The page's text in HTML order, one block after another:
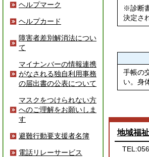
ヘルプマーク
ヘルプカード
障害者差別解消法につい
て
マイナンバーの情報連携
がなされる独自利用事務
の届出書の公表について
マスクをつけられない方
へのご理解をお願いしま
す
避難行動要支援者名簿
電話リレーサービス
※診断
決定さ
手帳の
い。身
地域福